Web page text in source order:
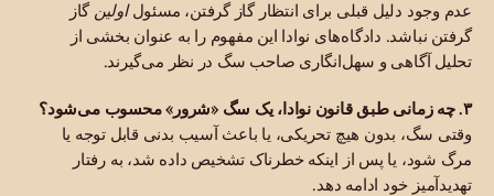
عدم وجود دلیل قبلی برای انتظار گاز گرفتن، مسئولاولین گاز
گرفتن نباشد. دادگاه‌های نوادا این مفهوم را به عنوان بخشی از
تحلیل آگاهی و سهل‌انگاری صاحب سگ در نظر می‌گیرند.
۳. چه زمانی طبق قانون نوادا، یک سگ «شرور» محسوب می‌شود؟
وقتی سگ، بدون هیچ تحریکی، یا باعث آسیب بدنی قابل توجه یا
مرگ شود، یا پس از اینکه خطرناک تشخیص داده شد، به رفتار
تهدیدآمیز خود ادامه دهد.